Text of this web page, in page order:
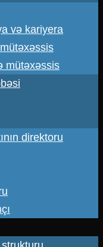
və kariyera
mütəxəssis
direktoru